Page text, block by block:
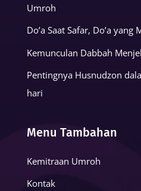
Umroh
Do’a Saat Safar, Do’a yang
Kemunculan Dabbah
Pentingnya Husnudzon
hari
Menu Tambahan
Kemitraan Umroh
Kontak